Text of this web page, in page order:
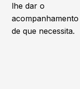
lhe dar o
acompanhamento
de que necessita.